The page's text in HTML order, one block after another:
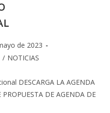
de 2023
/ NOTICIAS
DESCARGA LA AGENDA
DE AGENDA DE